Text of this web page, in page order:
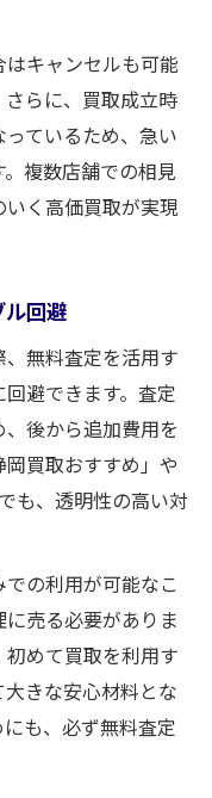
キャンセルも可能
らに、買取成立時
ているため、急い
複数店舗での相見
く高価買取が実現
回避
無料査定を活用す
避できます。査定
後から追加費用を
買取おすすめ」や
も、透明性の高い対
の利用が可能なこ
売る必要がありま
めて買取を利用す
きな安心材料とな
も、必ず無料査定